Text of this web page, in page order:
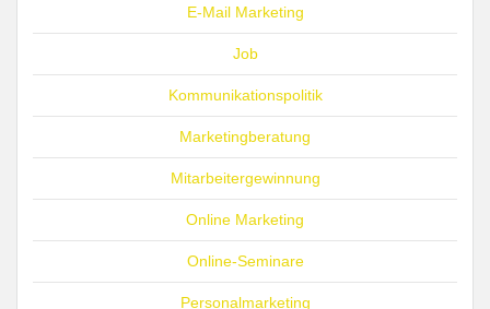
E-Mail Marketing
Job
Kommunikationspolitik
Marketingberatung
Mitarbeitergewinnung
Online Marketing
Online-Seminare
Personalmarketing